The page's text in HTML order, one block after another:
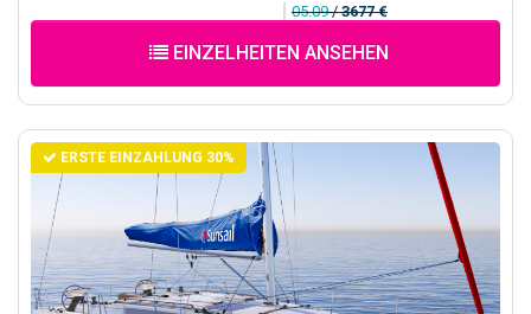
05.09/3677 €
EINZELHEITEN ANSEHEN
ERSTE EINZAHLUNG 30%